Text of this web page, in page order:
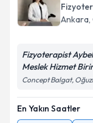
Ankara,
Fizyoterapist
Meslek Hizmet
Concept Balgat,
En Yakın Saatler